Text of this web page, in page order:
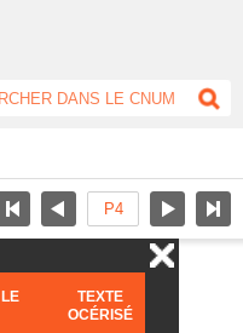
TEXTE
OCÉRISÉ